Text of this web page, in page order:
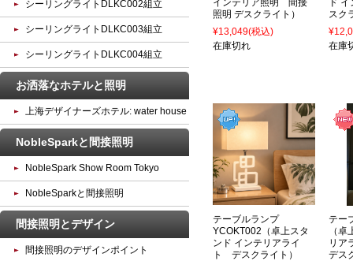
インテリア照明 間接
照明 デスクライト）
¥13,049(税込)
在庫切れ
ド
スク
在庫
テーブルランプ
YCOKT002（卓上スタ
ンド インテリアライ
ト デスクライト）
テー
（
リア
デス
シーリングライトDLKC002組立
シーリングライトDLKC003組立
シーリングライトDLKC004組立
お洒落なホテルと照明
上海デザイナーズホテル: water house
NobleSparkと間接照明
NobleSpark Show Room Tokyo
NobleSparkと間接照明
間接照明とデザイン
間接照明のデザインポイント